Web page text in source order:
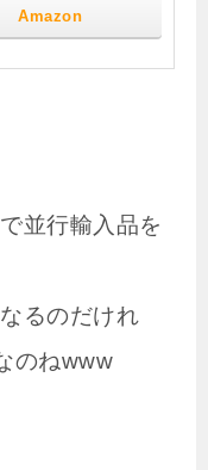
Amazon
並行輸入品を
るのだけれ
のねwww